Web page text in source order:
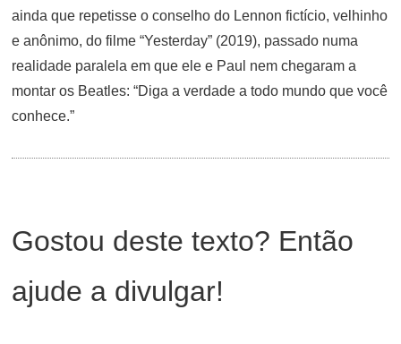
ainda que repetisse o conselho do Lennon fictício, velhinho
e anônimo, do filme “Yesterday” (2019), passado numa
realidade paralela em que ele e Paul nem chegaram a
montar os Beatles: “Diga a verdade a todo mundo que você
conhece.”
Gostou deste texto? Então
ajude a divulgar!